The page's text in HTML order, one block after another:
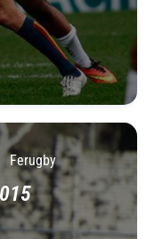
Ferugby